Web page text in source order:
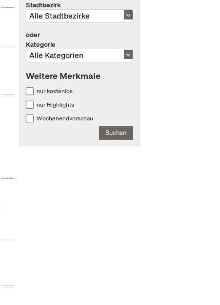
Stadtbezirk
oder
Kategorie
Weitere Merkmale
nur kostenlos
nur Highlights
Wochenendvorschau
Suchen